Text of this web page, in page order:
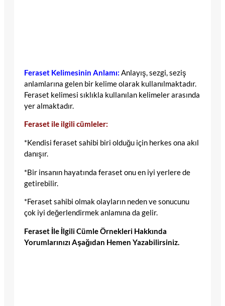
Feraset Kelimesinin Anlamı: Anlayış, sezgi, seziş
anlamlarına gelen bir kelime olarak kullanılmaktadır.
Feraset kelimesi sıklıkla kullanılan kelimeler arasında
yer almaktadır.
Feraset ile ilgili cümleler:
*Kendisi feraset sahibi biri olduğu için herkes ona akıl
danışır.
*Bir insanın hayatında feraset onu en iyi yerlere de
getirebilir.
*Feraset sahibi olmak olayların neden ve sonucunu
çok iyi değerlendirmek anlamına da gelir.
Feraset İle İlgili Cümle Örnekleri Hakkında
Yorumlarınızı Aşağıdan Hemen Yazabilirsiniz.